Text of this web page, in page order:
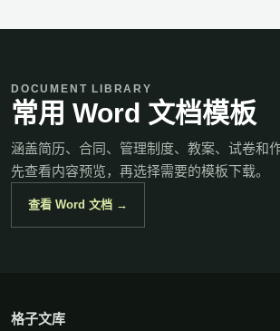
DOCUMENT LIBRARY
常用 Word 文档模板
涵盖简历、合同、管理制度、教案、试卷和
先查看内容预览，再选择需要的模板下载。
查看 Word 文档 →
格子文库